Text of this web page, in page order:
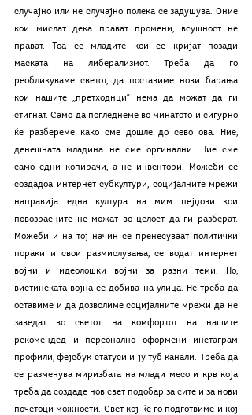
случајно или не случајно полека се задушува. Оние
кои мислат дека прават промени, всушност не
прават. Тоа се младите кои се кријат позади
маската на либерализмот. Треба да го
реобликуваме светот, да поставиме нови барања
кои нашите ,,претходнци” нема да можат да ги
стигнат. Само да погледнеме во минатото и сигурно
ќе разбереме како сме дошле до сево ова. Ние,
денешната младина не сме оргинални. Ние сме
само едни копирачи, а не инвентори. Можеби се
создадоа интернет субкултури, социјалните мрежи
направија една култура на мим пејџови кои
повозрасните не можат во целост да ги разберат.
Можеби и на тој начин се пренесуваат политички
пораки и свои размислувања, се водат интернет
војни и идеолошки војни за разни теми. Но,
вистинската војна се добива на улица. Не треба да
оставиме и да дозволиме социјалните мрежи да не
заведат во светот на комфортот на нашите
рекомендед и персонално оформени инстаграм
профили, фејсбук статуси и ју туб канали. Треба да
се разменува миризбата на млади месо и крв која
треба да создаде нов свет подобар за сите и за нови
почетоци можности. Свет кој ќе го подготвиме и кој